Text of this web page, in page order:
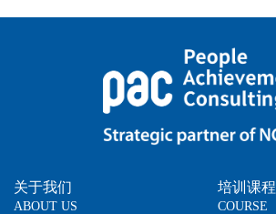
关于我们
ABOUT US
培训课程
COURSE